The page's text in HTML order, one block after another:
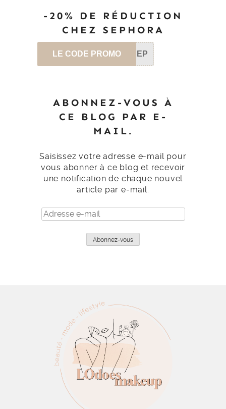
-20% DE RÉDUCTION
CHEZ SEPHORA
LE CODE PROMO SEP
ABONNEZ-VOUS À
CE BLOG PAR E-
MAIL.
Saisissez votre adresse e-mail pour
vous abonner à ce blog et recevoir
une notification de chaque nouvel
article par e-mail.
Adresse
e-
Abonnez-vous